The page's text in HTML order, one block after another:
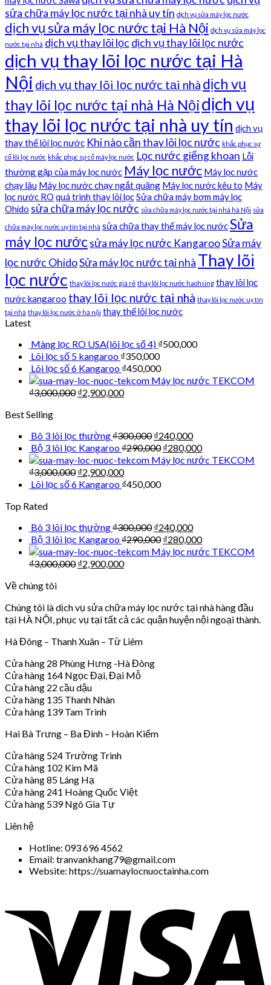
sửa chữa máy lọc nước tại nhà uy tín dịch vụ sửa máy lọc nước
dịch vụ sửa máy lọc nước tại Hà Nội dịch vụ sửa máy lọc
nước tại nhà dịch vụ thay lõi lọc dịch vụ thay lõi lọc nước
dịch vụ thay lõi lọc nước tại Hà
Nội dịch vụ thay lõi lọc nước tại nhà dịch vụ
thay lõi lọc nước tại nhà Hà Nộidịch vụ
thay lõi lọc nước tại nhà uy tín dịch vụ
thay thế lõi lọc nước Khi nào cần thay lõi lọc nước khắc phục sự
cố lõi lọc nước khắc phục sự cố máy lọc nước Lọc nước giếng khoan Lỗi
thường gặp của máy lọc nước Máy lọc nước Máy lọc nước
chạy lâu Máy lọc nước chạy ngắt quãng Máy lọc nước kêu to Máy
lọc nước RO quá trình thay lõi lọcSửa chữa máy bơm máy lọc
Ohido sửa chữa máy lọc nước sửa chữa máy lọc nước tại nhà hà Nội sửa
chữa máy lọc nước uy tín tại nhà sửa chữa thay thế máy lọc nướcSửa
máy lọc nướcsửa máy lọc nước KangarooSửa máy
lọc nước OhidoSửa máy lọc nước tại nhà Thay lõi
lọc nước thay lõi lọc nước giá rẻ thay lõi lọc nước haohsing thay lõi lọc
nước kangaroo thay lõi lọc nước tại nhà thay lõi lọc nước uy tín
tại nhà thay lõi lọc nước ở hà nội thay thế lõi lọc nước
Latest
Màng lọc RO USA(lõi lọc số 4) ₫500,000
Lõi lọc số 5 kangaroo ₫350,000
Lõi lọc số 6 Kangaroo ₫450,000
Máy lọc nước TEKCOM
₫3,000,000 ₫2,900,000
Best Selling
Bô 3 lõi lọc thường₫300,000 ₫240,000
Bộ 3 lõi lọc Kangaroo₫290,000 ₫280,000
Máy lọc nước TEKCOM
₫3,000,000 ₫2,900,000
Lõi lọc số 6 Kangaroo ₫450,000
Top Rated
Bô 3 lõi lọc thường₫300,000 ₫240,000
Bộ 3 lõi lọc Kangaroo₫290,000 ₫280,000
Máy lọc nước TEKCOM
₫3,000,000 ₫2,900,000
Về chúng tôi
Chúng tôi là dịch vụ sửa chữa máy lọc nước tại nhà hàng đầu
tại HÀ NỘI, phục vụ tại tất cả các quận huyện nội ngoại thành.
Hà Đông – Thanh Xuân – Từ Liêm
Cửa hàng 28 Phùng Hưng -Hà Đông
Cửa hàng 164 Ngọc Đại, Đại Mỗ
Cửa hàng 22 cầu dậu
Cửa hàng 135 Thanh Nhàn
Cửa hàng 139 Tam Trinh
Hai Bà Trưng – Ba Đình – Hoàn Kiếm
Cửa hàng 524 Trường Trinh
Cửa hàng 102 Kim Mã
Cửa hàng 85 Láng Hạ
Cửa hàng 241 Hoàng Quốc Việt
Cửa hàng 539 Ngô Gia Tự
Liên hệ
Hotline: 093 696 4562
Email: tranvankhang79@gmail.com
Website: https://suamaylocnuoctainha.com